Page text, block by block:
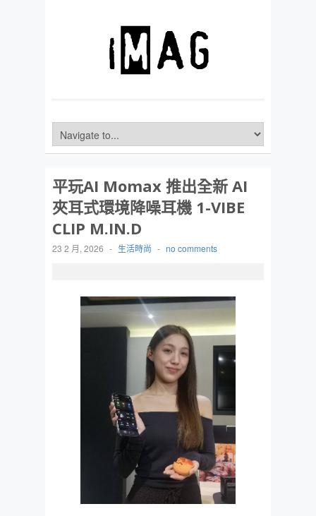
平玩AI Momax 推出全新 AI
夾耳式環境降噪耳機 1-VIBE
CLIP M.IN.D
23 2 月, 2026 - 生活時尚 - no comments